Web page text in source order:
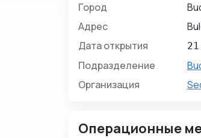
Город
Адрес
Дата открытия
Подразделение
Организация
Операционные